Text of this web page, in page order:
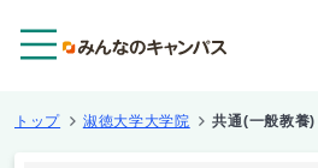
トップ 淑徳大学大学院 共通(一般教養)